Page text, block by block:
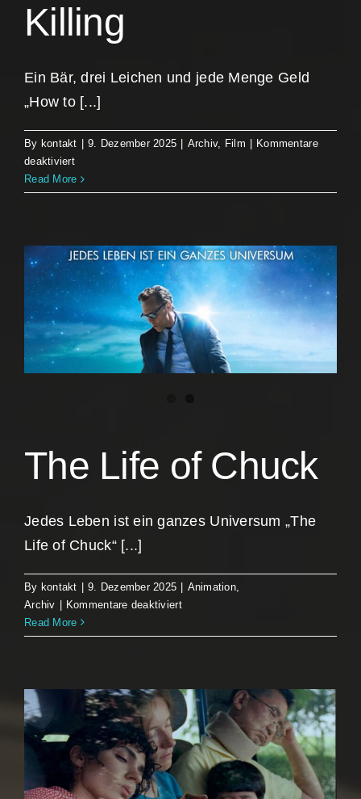
Killing
Ein Bär, drei Leichen und jede Menge Geld
„How to [...]
By kontakt 9. Dezember 2025 Archiv, Film
Kommentare
deaktiviertfür
How
to
Killing
Read More
The Life of Chuck
Jedes Leben ist ein ganzes Universum „The
Life of Chuck“ [...]
By kontakt | 9. Dezember 2025 | Animation
Archiv | Kommentare deaktiviertfür
Life
Read More